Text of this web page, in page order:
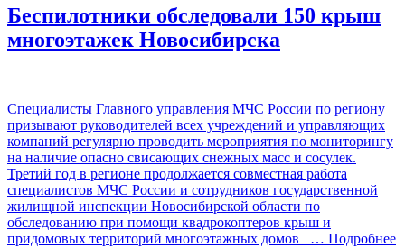
Беспилотники обследовали 150 крыш
многоэтажек Новосибирска
Специалисты Главного управления МЧС России по региону
призывают руководителей всех учреждений и управляющих
компаний регулярно проводить мероприятия по мониторингу
на наличие опасно свисающих снежных масс и сосулек.
Третий год в регионе продолжается совместная работа
специалистов МЧС России и сотрудников государственной
жилищной инспекции Новосибирской области по
обследованию при помощи квадрокоптеров крыш и
придомовых территорий многоэтажных домов
… Подробнее